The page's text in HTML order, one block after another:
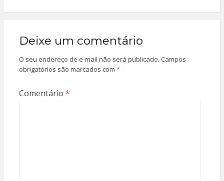
Deixe um comentário
O seu endereço de e-mail não será publicado. Campos
obrigatórios são marcados com *
Comentário *